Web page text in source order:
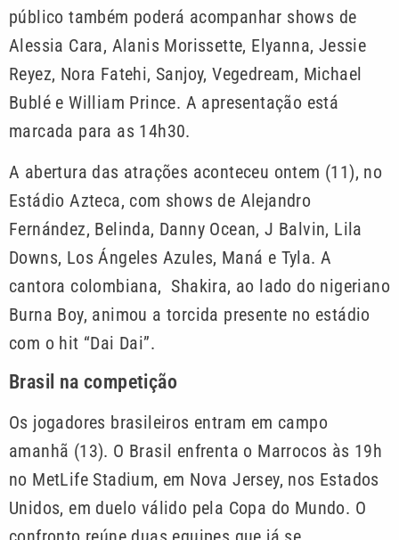
público também poderá acompanhar shows de
Alessia Cara, Alanis Morissette, Elyanna, Jessie
Reyez, Nora Fatehi, Sanjoy, Vegedream, Michael
Bublé e William Prince. A apresentação está
marcada para as 14h30.
A abertura das atrações aconteceu ontem (11), no
Estádio Azteca, com shows de Alejandro
Fernández, Belinda, Danny Ocean, J Balvin, Lila
Downs, Los Ángeles Azules, Maná e Tyla. A
cantora colombiana, Shakira, ao lado do nigeriano
Burna Boy, animou a torcida presente no estádio
com o hit “Dai Dai”.
Brasil na competição
Os jogadores brasileiros entram em campo
amanhã (13). O Brasil enfrenta o Marrocos às 19h
no MetLife Stadium, em Nova Jersey, nos Estados
Unidos, em duelo válido pela Copa do Mundo. O